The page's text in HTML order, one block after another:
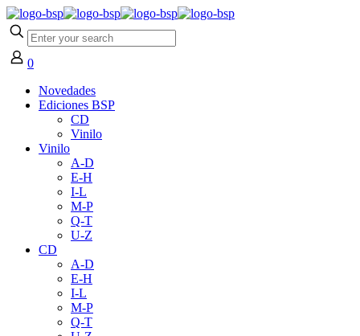
0
Novedades
Ediciones BSP
CD
Vinilo
Vinilo
A-D
E-H
I-L
M-P
Q-T
U-Z
CD
A-D
E-H
I-L
M-P
Q-T